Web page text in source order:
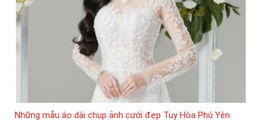
Những mẫu áo dài chụp ảnh cưới đẹp Tuy Hòa Phú Yên